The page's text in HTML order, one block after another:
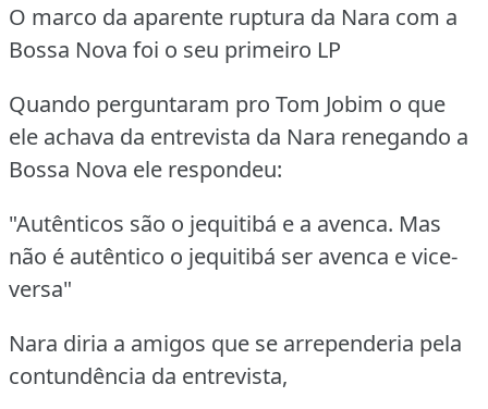
O marco da aparente ruptura da Nara com a
Bossa Nova foi o seu primeiro LP
Quando perguntaram pro Tom Jobim o que
ele achava da entrevista da Nara renegando a
Bossa Nova ele respondeu:
"Autênticos são o jequitibá e a avenca. Mas
não é autêntico o jequitibá ser avenca e vice-
versa"
Nara diria a amigos que se arrependeria pela
contundência da entrevista,